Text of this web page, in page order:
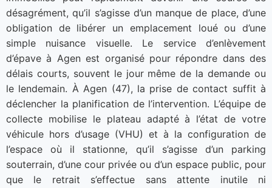
désagrément, qu’il s’agisse d’un manque de place, d’une
obligation de libérer un emplacement loué ou d’une
simple nuisance visuelle. Le service d’enlèvement
d’épave à Agen est organisé pour répondre dans des
délais courts, souvent le jour même de la demande ou
le lendemain. À Agen (47), la prise de contact suffit à
déclencher la planification de l’intervention. L’équipe de
collecte mobilise le plateau adapté à l’état de votre
véhicule hors d’usage (VHU) et à la configuration de
l’espace où il stationne, qu’il s’agisse d’un parking
souterrain, d’une cour privée ou d’un espace public, pour
que le retrait s’effectue sans attente inutile ni